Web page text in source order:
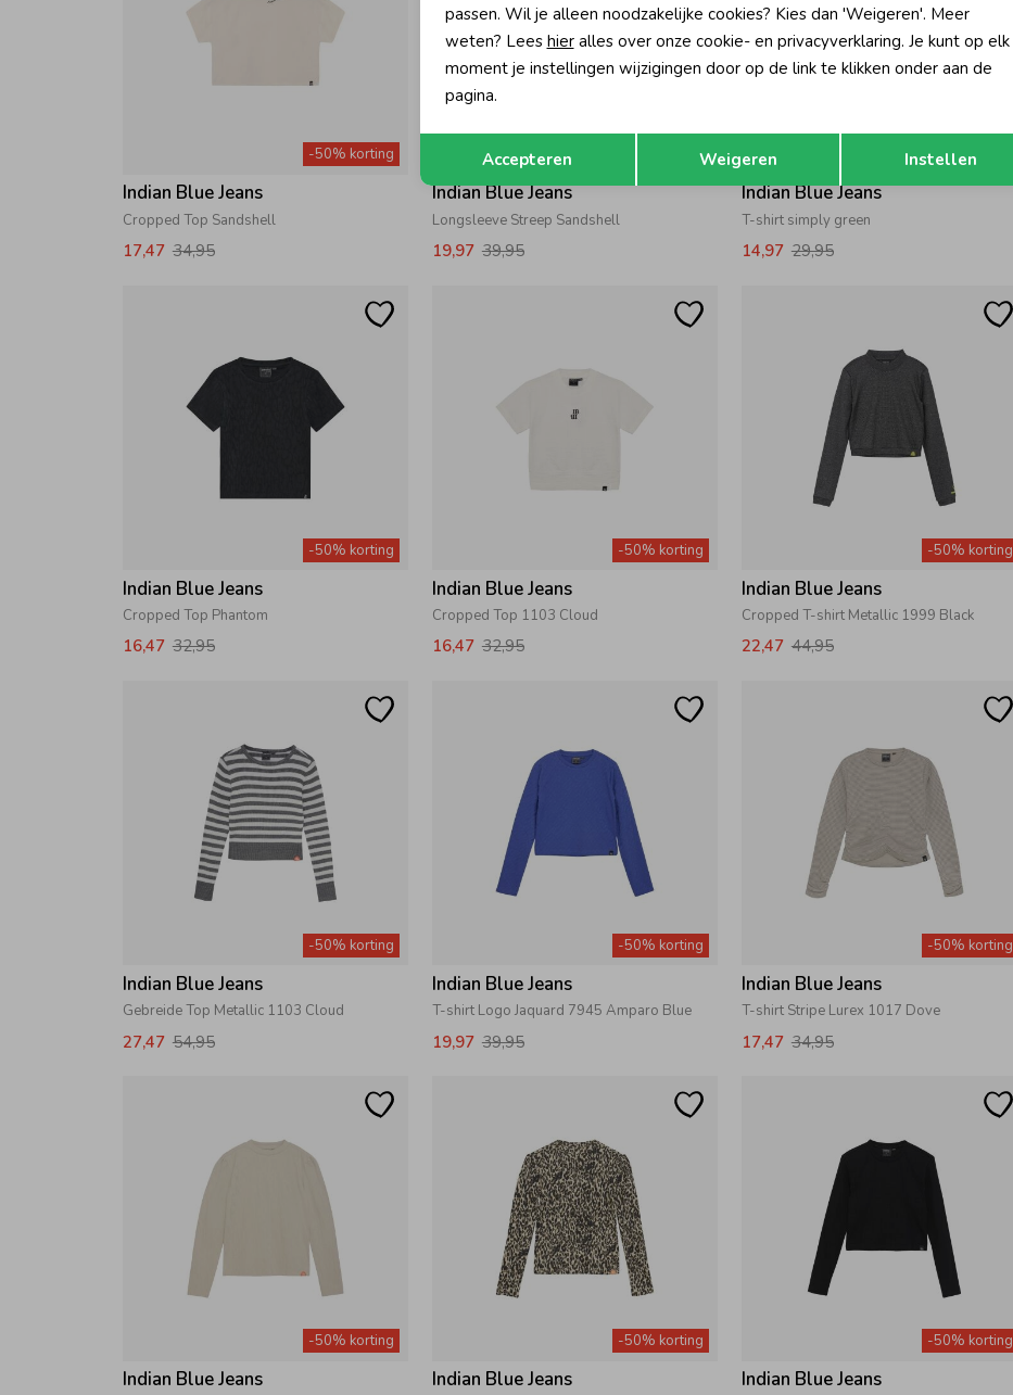
-50% korting
Indian Blue Jeans
Cropped Top Sandshell
17,47 34,95
-50% korting
Indian Blue Jeans
Longsleeve Streep Sandshell
19,97 39,95
-50% korting
Indian Blue Jeans
T-shirt simply green
14,97 29,95
-50% korting
Indian Blue Jeans
Cropped Top Phantom
16,47 32,95
-50% korting
Indian Blue Jeans
Cropped Top 1103 Cloud
16,47 32,95
-50% korting
Indian Blue Jeans
Cropped T-shirt Metallic 1999 Black
22,47 44,95
-50% korting
Indian Blue Jeans
Gebreide Top Metallic 1103 Cloud
27,47 54,95
-50% korting
Indian Blue Jeans
T-shirt Logo Jaquard 7945 Amparo Blue
19,97 39,95
-50% korting
Indian Blue Jeans
T-shirt Stripe Lurex 1017 Dove
17,47 34,95
-50% korting
Indian Blue Jeans
-50% korting
Indian Blue Jeans
-50% korting
Indian Blue Jeans
Opslaan
passen. Wil je alleen noodzakelijke cookies? Kies dan 'Weigeren'. Meer
weten? Lees hieralles over onze cookie- en privacyverklaring. Je kunt op elk
moment je instellingen wijzigingen door op de link te klikken onder aan de
pagina.
Accepteren Weigeren Instellen